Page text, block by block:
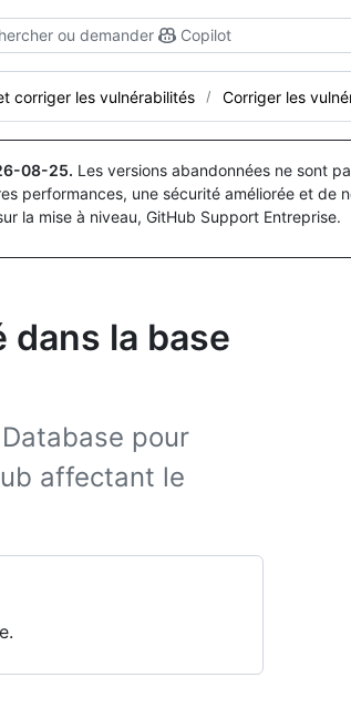
ou demander Copilot
corriger les vulnérabilités Corriger les
08-25. Les versions abandonnées ne sont
performances, une sécurité améliorée et de
la mise à niveau, GitHub Support Entreprise.
dans la base
pour
affectant le